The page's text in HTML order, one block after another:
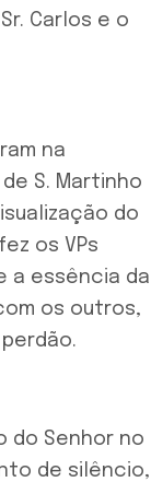
Carlos e o
na
S. Martinho
do
os VPs
a essência da
os outros,
do Senhor no
de silêncio,